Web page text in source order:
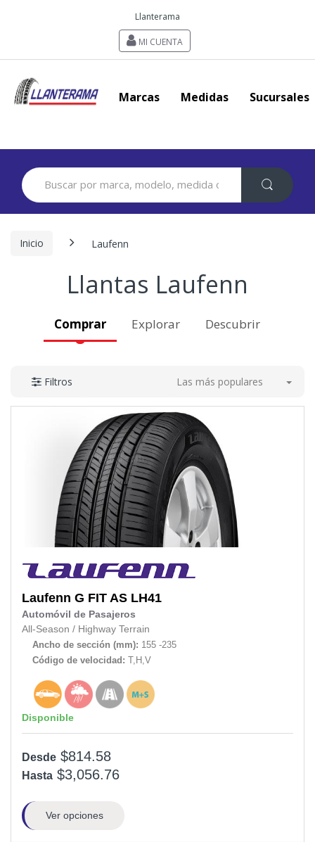
Llanterama
MI CUENTA
Marcas Medidas Sucursales
Search
for:
Inicio Laufenn
Llantas Laufenn
Comprar Explorar Descubrir
Filtros Las más populares
Laufenn G FIT AS LH41
Automóvil de Pasajeros
All-Season / Highway Terrain
Ancho de sección (mm): 155 -235
Código de velocidad: T,H,V
Disponible
Desde $814.58
Hasta $3,056.76
Ver opciones